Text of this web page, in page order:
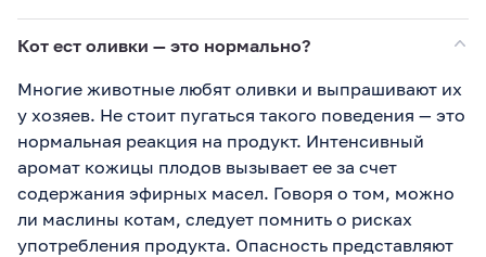
Кот ест оливки — это нормально?
Многие животные любят оливки и выпрашивают их
у хозяев. Не стоит пугаться такого поведения — это
нормальная реакция на продукт. Интенсивный
аромат кожицы плодов вызывает ее за счет
содержания эфирных масел. Говоря о том, можно
ли маслины котам, следует помнить о рисках
употребления продукта. Опасность представляют